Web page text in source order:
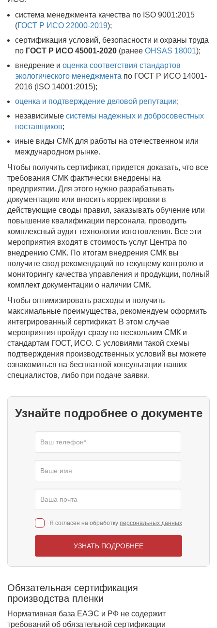
система менеджмента качества по ISO 9001:2015
(ГОСТ Р ИСО 22000-2019);
сертификация условий, безопасности и охраны труда
по ГОСТ Р ИСО 45001-2020 (ранее OHSAS 18001);
внедрение и оценка соответствия стандартов
экологического менеджмента по ГОСТ Р ИСО 14001-
2016 (ISO 14001:2015);
оценка и подтверждение деловой репутации;
независимые системы надежных и добросовестных
поставщиков;
иные виды СМК для работы на отечественном или
международном рынке.
Чтобы получить сертификат, придется доказать, что все
требования СМК фактически внедрены на
предприятии. Для этого нужно разрабатывать
документацию или вносить корректировки в
действующие своды правил, заказывать обучение или
повышение квалификации персонала, проводить
комплексный аудит технологии изготовления. Все эти
мероприятия входят в стоимость услуг Центра по
внедрению СМК. По итогам внедрения СМК вы
получите свод рекомендаций по текущему контролю и
мониторингу качества управления и продукции, полный
комплект документации о наличии СМК.
Чтобы оптимизировать расходы и получить
максимальные преимущества, рекомендуем оформить
интегрированный сертификат. В этом случае
мероприятия пройдут сразу по нескольким СМК и
стандартам ГОСТ, ИСО. С условиями такой схемы
подтверждения производственных условий вы можете
ознакомиться на бесплатной консультации наших
специалистов, либо при подаче заявки.
Узнайте подробнее о документе
Я согласен на обработку персональных данных
УЗНАТЬ ПОДРОБНЕЕ
Обязательная сертификация
производства пленки
Нормативная база ЕАЭС и РФ не содержит
требований об обязательной сертификации